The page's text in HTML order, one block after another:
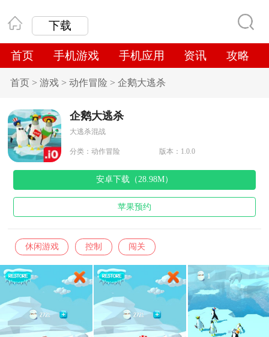
下载
首页 手机游戏 手机应用 资讯 攻略
首页 > 游戏 > 动作冒险 > 企鹅大逃杀
企鹅大逃杀
大逃杀混战
分类： 动作冒险 版本：1.0.0
安卓下载（28.98M）
苹果预约
休闲游戏 控制 闯关